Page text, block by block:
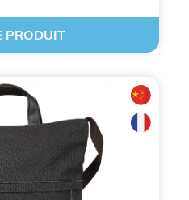
PRODUIT